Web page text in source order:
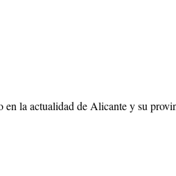
la actualidad de Alicante y su